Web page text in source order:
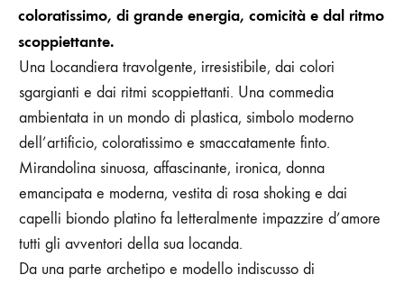
coloratissimo, di grande energia, comicità e dal ritmo
scoppiettante.
Una Locandiera travolgente, irresistibile, dai colori
sgargianti e dai ritmi scoppiettanti. Una commedia
ambientata in un mondo di plastica, simbolo moderno
dell’artificio, coloratissimo e smaccatamente finto.
Mirandolina sinuosa, affascinante, ironica, donna
emancipata e moderna, vestita di rosa shoking e dai
capelli biondo platino fa letteralmente impazzire d’amore
tutti gli avventori della sua locanda.
Da una parte archetipo e modello indiscusso di